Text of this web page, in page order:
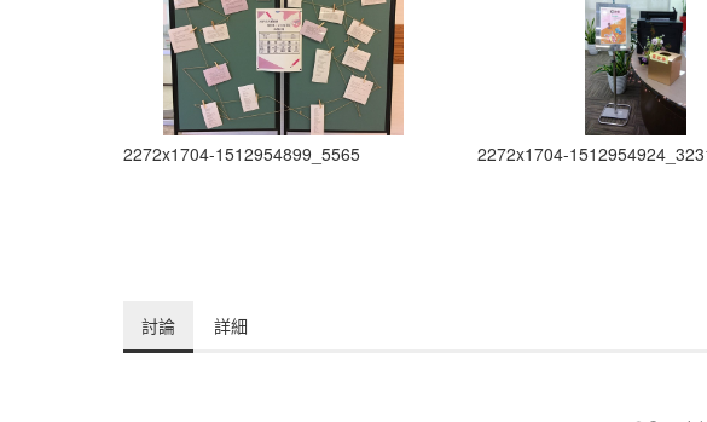
2272x1704-1512954899_5565 2272x1704-
討論 詳細